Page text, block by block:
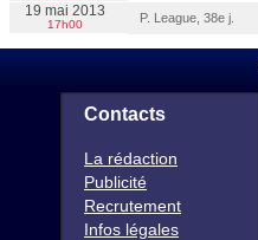
19 mai 2013
17h00 P. League, 38e j.
Contacts
La rédaction
Publicité
Recrutement
Infos légales